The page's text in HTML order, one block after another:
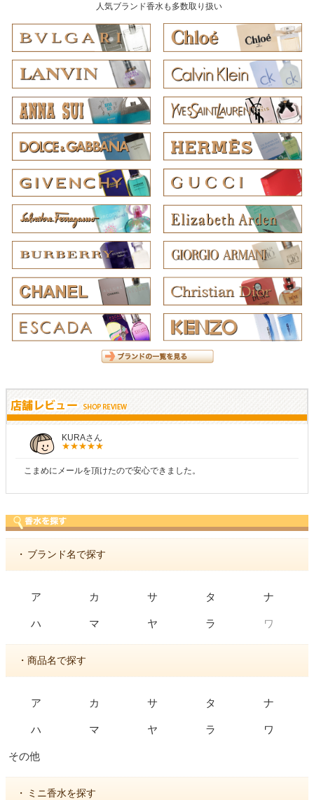
人気ブランド香水も多数取り扱い
しらすさん
商品が早く届いたのでよかったです。また利用させてもらいます！
・ ブランド名で探す
ア カ サ タ ナ
ハ マ ヤ ラ ワ
・商品名で探す
ア カ サ タ ナ
ハ マ ヤ ラ ワ
その他
・ ミニ香水を探す